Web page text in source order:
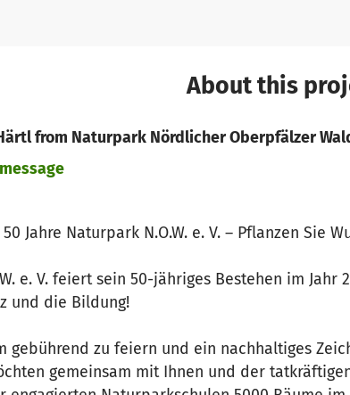
About this
from Naturpark Nördlicher Oberpfälzer
Jahre Naturpark N.O.W. e. V. – Pflanzen Sie
e. V. feiert sein 50-jähriges Bestehen im
und die Bildung!
gebührend zu feiern und ein nachhaltiges
gemeinsam mit Ihnen und der